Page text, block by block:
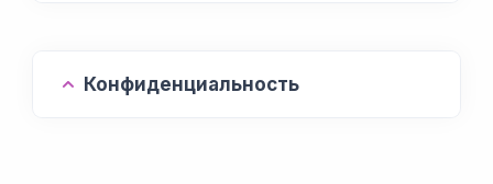
Конфиденциальность